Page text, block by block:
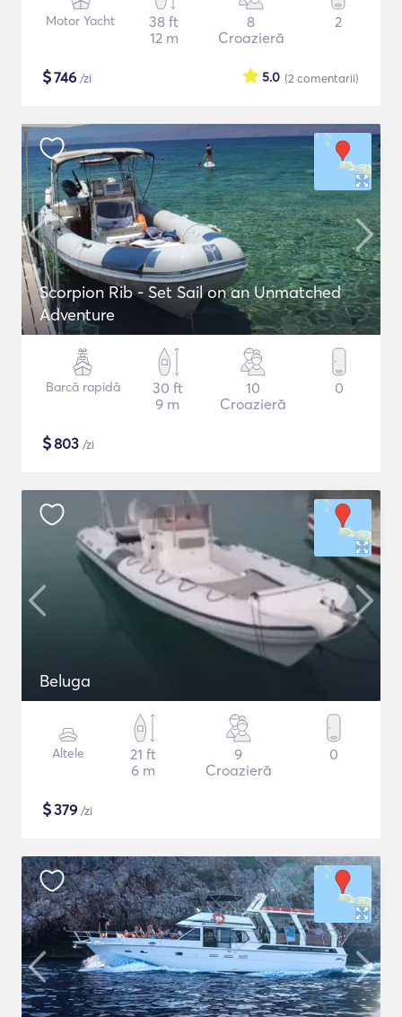
Motor Yacht
38 ft
12 m
8
Croazieră
2
$746 /zi (2 comentarii)
5.0
Scorpion Rib - Set Sail on an Unmatched
Adventure
Barcă rapidă
30 ft
9 m
10
Croazieră
0
$803 /zi
Beluga
Altele
21 ft
6 m
9
Croazieră
0
$379 /zi